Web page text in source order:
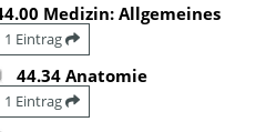
Medizin: Allgemeines
1 Eintrag
44.34 Anatomie
1 Eintrag